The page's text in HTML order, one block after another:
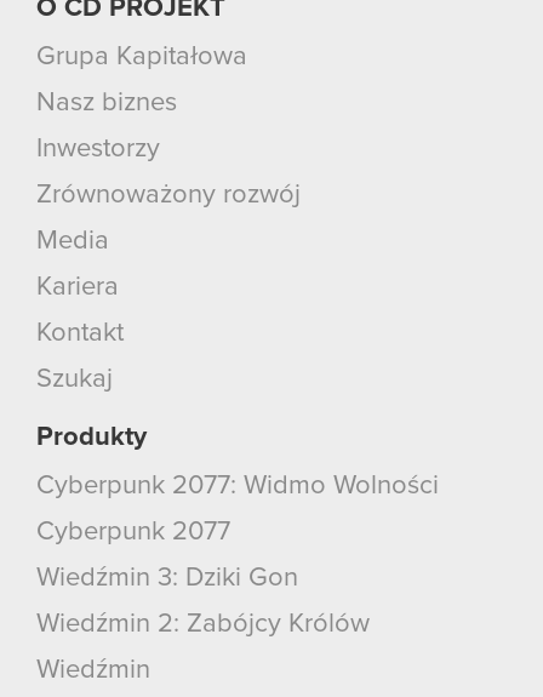
O CD PROJEKT
Grupa Kapitałowa
Nasz biznes
Inwestorzy
Zrównoważony rozwój
Media
Kariera
Kontakt
Szukaj
Produkty
Cyberpunk 2077: Widmo Wolności
Cyberpunk 2077
Wiedźmin 3: Dziki Gon
Wiedźmin 2: Zabójcy Królów
Wiedźmin